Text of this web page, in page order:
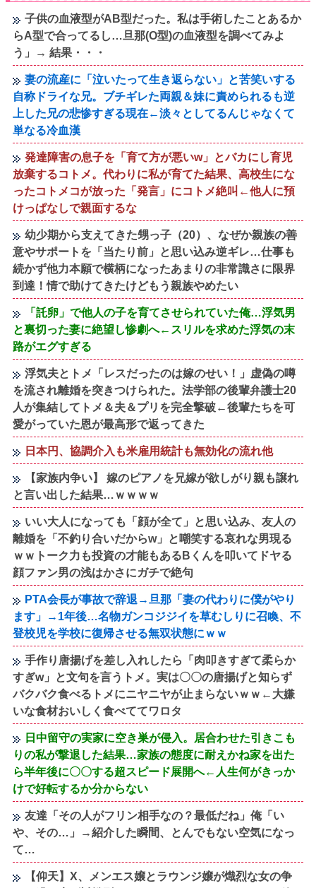
子供の血液型がAB型だった。私は手術したことあるか
らA型で合ってるし…旦那(O型)の血液型を調べてみよ
う」→ 結果・・・
妻の流産に「泣いたって生き返らない」と苦笑いする
自称ドライな兄。ブチギレた両親＆妹に責められるも逆
上した兄の悲惨すぎる現在←淡々としてるんじゃなくて
単なる冷血漢
発達障害の息子を「育て方が悪いw」とバカにし育児
放棄するコトメ。代わりに私が育てた結果、高校生にな
ったコトメコが放った「発言」にコトメ絶叫←他人に預
けっぱなしで親面するな
幼少期から支えてきた甥っ子（20）、なぜか親族の善
意やサポートを「当たり前」と思い込み逆ギレ…仕事も
続かず他力本願で横柄になったあまりの非常識さに限界
到達！情で助けてきたけどもう親族やめたい
「託卵」で他人の子を育てさせられていた俺…浮気男
と裏切った妻に絶望し惨劇へ←スリルを求めた浮気の末
路がエグすぎる
浮気夫とトメ「レスだったのは嫁のせい！」虚偽の噂
を流され離婚を突きつけられた。法学部の後輩弁護士20
人が集結してトメ＆夫＆プリを完全撃破←後輩たちを可
愛がっていた恩が最高形で返ってきた
日本円、協調介入も米雇用統計も無効化の流れ他
【家族内争い】 嫁のピアノを兄嫁が欲しがり親も譲れ
と言い出した結果…ｗｗｗｗ
いい大人になっても「顔が全て」と思い込み、友人の
離婚を「不釣り合いだからw」と嘲笑する哀れな男現る
ｗｗトーク力も投資の才能もあるBくんを叩いてドヤる
顔ファン男の浅はかさにガチで絶句
PTA会長が事故で辞退→旦那「妻の代わりに僕がやり
ます」→1年後…名物ガンコジジイを草むしりに召喚、不
登校児を学校に復帰させる無双状態にｗｗ
手作り唐揚げを差し入れしたら「肉叩きすぎて柔らか
すぎw」と文句を言うトメ。実は〇〇の唐揚げと知らず
バクバク食べるトメにニヤニヤが止まらないｗｗ←大嫌
いな食材おいしく食べててワロタ
日中留守の実家に空き巣が侵入。居合わせた引きこも
りの私が撃退した結果…家族の態度に耐えかね家を出た
ら半年後に〇〇する超スピード展開へ←人生何がきっか
けで好転するか分からない
友達「その人がフリン相手なの？最低だね」俺「い
や、その…」→紹介した瞬間、とんでもない空気になっ
て…
【仰天】X、メンエス嬢とラウンジ嬢が熾烈な女の争